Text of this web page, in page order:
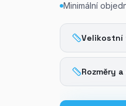
Minimální
Rozměry